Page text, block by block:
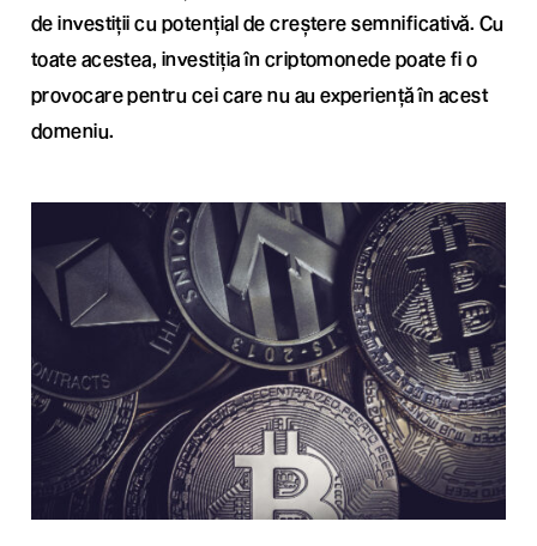
de investiții cu potențial de creștere semnificativă. Cu
toate acestea, investiția în criptomonede poate fi o
provocare pentru cei care nu au experiență în acest
domeniu.